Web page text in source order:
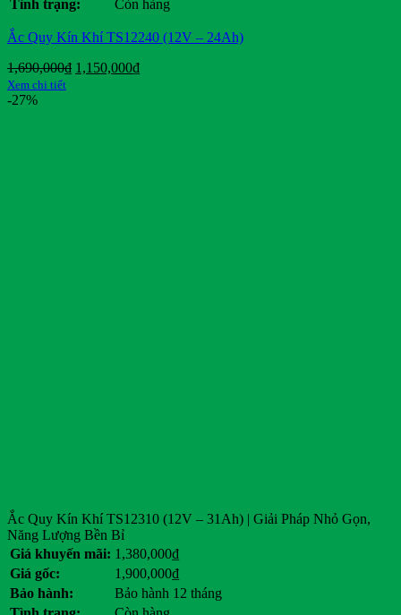
Tình trạng: Còn hàng
Ắc Quy Kín Khí TS12240 (12V – 24Ah)
1,690,000₫ Giá
1,150,000₫Giá
Xem chi tiết
-27%
Ắc Quy Kín Khí TS12310 (12V – 31Ah) | Giải Pháp Nhỏ Gọn,
Năng Lượng Bền Bỉ
Giá khuyến mãi: 1,380,000₫
Giá gốc:
1,900,000₫
Bảo hành:
Bảo hành 12 tháng